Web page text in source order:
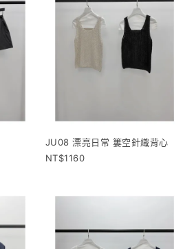
JU08 漂亮日常 簍空針織背心
1160